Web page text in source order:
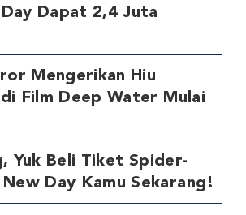
Dapat 2,4 Juta
Mengerikan Hiu
Film Deep Water Mulai
Yuk Beli Tiket Spider-
New Day Kamu Sekarang!